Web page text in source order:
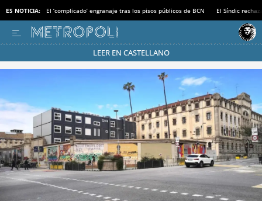
ES NOTICIA: El ‘complicado’ engranaje tras los pisos públicos de BCN El Síndic
LEER EN CASTELLANO
Pásate al MODO AHORRO